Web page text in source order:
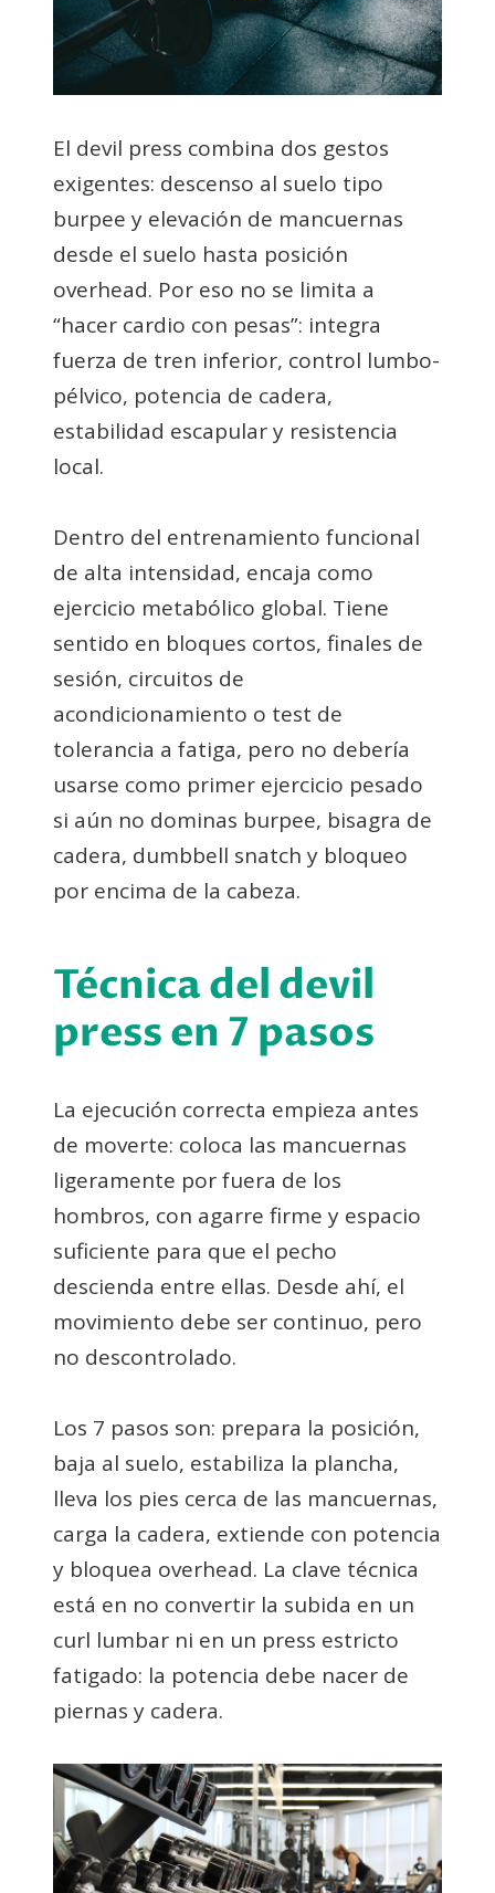
El devil press combina dos gestos
exigentes: descenso al suelo tipo
burpee y elevación de mancuernas
desde el suelo hasta posición
overhead. Por eso no se limita a
“hacer cardio con pesas”: integra
fuerza de tren inferior, control lumbo-
pélvico, potencia de cadera,
estabilidad escapular y resistencia
local.
Dentro del entrenamiento funcional
de alta intensidad, encaja como
ejercicio metabólico global. Tiene
sentido en bloques cortos, finales de
sesión, circuitos de
acondicionamiento o test de
tolerancia a fatiga, pero no debería
usarse como primer ejercicio pesado
si aún no dominas burpee, bisagra de
cadera, dumbbell snatch y bloqueo
por encima de la cabeza.
Técnica del devil
press en 7 pasos
La ejecución correcta empieza antes
de moverte: coloca las mancuernas
ligeramente por fuera de los
hombros, con agarre firme y espacio
suficiente para que el pecho
descienda entre ellas. Desde ahí, el
movimiento debe ser continuo, pero
no descontrolado.
Los 7 pasos son: prepara la posición,
baja al suelo, estabiliza la plancha,
lleva los pies cerca de las mancuernas,
carga la cadera, extiende con potencia
y bloquea overhead. La clave técnica
está en no convertir la subida en un
curl lumbar ni en un press estricto
fatigado: la potencia debe nacer de
piernas y cadera.